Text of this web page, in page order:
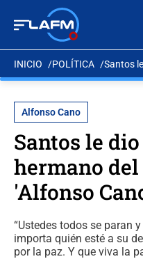
INICIO POLÍTICA Santos
Alfonso Cano
Santos le
hermano
'Alfonso
“Ustedes todos se paran
importa quién esté a su
por la paz. Y que viva la